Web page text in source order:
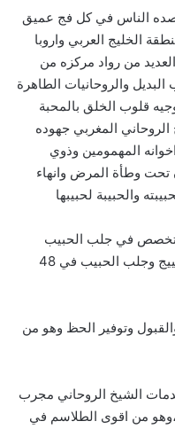
الناس في كل فج عميق
الخليج العربي واروبا
من رواد مركزه من
والروحانيات الطاهرة
قلوب الخلق بالمحبة
المغربي جهوده
المهمومين وذوي
تحت وطأة المرض وانهاء
والحبيبة لحبيبها
في جلب الحبيب
وتزويج البنت المتعسرة عن الزواج، وتهييج وجلب الحبيب في 48
وتوفير الحظ وهو من
الشيخ الروحاني مجرب
من اقوى الطلاسم في